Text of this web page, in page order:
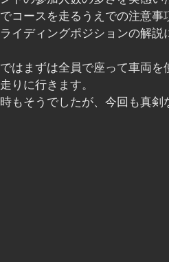
コースを走るうえでの注意
イディングポジションの解
はまずは全員で座って車両
りに行きます。
時もそうでしたが、今回も真